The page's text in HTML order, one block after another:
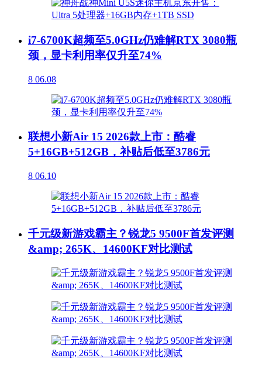
i7-6700K超频至5.0GHz仍难解RTX 3080瓶
颈，显卡利用率仅升至74%
8 06.08
联想小新Air 15 2026款上市：酷睿
5+16GB+512GB，补贴后低至3786元
8 06.10
千元级新游戏霸主？锐龙5 9500F首发评测
&amp; 265K、14600KF对比测试